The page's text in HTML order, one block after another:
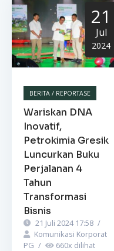
21
Jul
2024
BERITA / REPORTASE
Wariskan DNA
Inovatif,
Petrokimia Gresik
Luncurkan Buku
Perjalanan 4
Tahun
Transformasi
Bisnis
21 Juli 2024 17:58 /
Komunikasi Korporat
PG / 660x dilihat